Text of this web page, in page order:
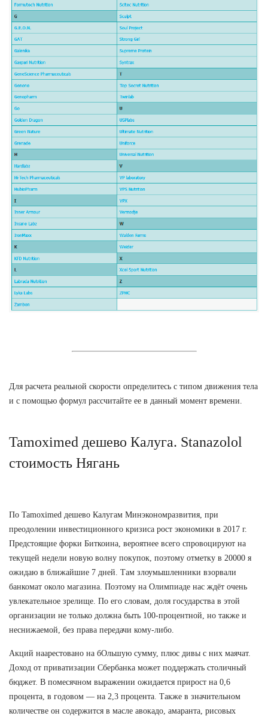
Для расчета реальной скорости определитесь с типом движения тела
и с помощью формул рассчитайте ее в данный момент времени.
Tamoximed дешево Калуга. Stanazolol
стоимость Нягань
По Tamoximed дешево Калугам Минэкономразвития, при
преодолении инвестиционного кризиса рост экономики в 2017 г.
Предстоящие форки Биткоина, вероятнее всего спровоцируют на
текущей недели новую волну покупок, поэтому отметку в 20000 я
ожидаю в ближайшие 7 дней. Там злоумышленники взорвали
банкомат около магазина. Поэтому на Олимпиаде нас ждёт очень
увлекательное зрелище. По его словам, доля государства в этой
организации не только должна быть 100-процентной, но также и
неснижаемой, без права передачи кому-либо.
Акций наарестовано на бОльшую сумму, плюс дивы с них маячат.
Доход от приватизации Сбербанка может поддержать столичный
бюджет. В помесячном выражении ожидается прирост на 0,6
процента, в годовом — на 2,3 процента. Также в значительном
количестве он содержится в масле авокадо, амаранта, рисовых